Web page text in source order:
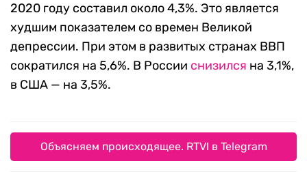
2020 году составил около 4,3%. Это является
худшим показателем со времен Великой
депрессии. При этом в развитых странах ВВП
сократился на 5,6%. В России снизился на 3,1%,
в США — на 3,5%.
Объясняем происходящее. RTVI в Telegram